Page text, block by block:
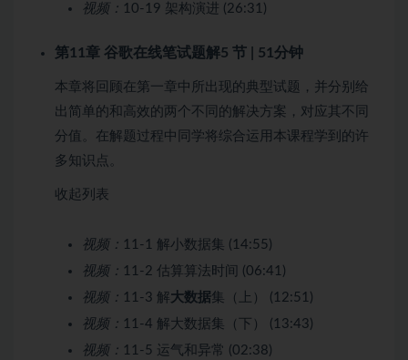
视频： 10-19 架构演进 (26:31)
第11章 谷歌在线笔试题解5 节 | 51分钟
本章将回顾在第一章中所出现的典型试题，并分别给
出简单的和高效的两个不同的解决方案，对应其不同
分值。在解题过程中同学将综合运用本课程学到的许
多知识点。
收起列表
视频： 11-1 解小数据集 (14:55)
视频： 11-2 估算算法时间 (06:41)
视频： 11-3 解大数据集（上） (12:51)
视频： 11-4 解大数据集（下） (13:43)
视频： 11-5 运气和异常 (02:38)